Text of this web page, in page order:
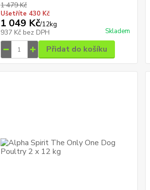
1 479 Kč
Ušetříte 430 Kč
1 049 Kč/12kg
937 Kč bez DPH Skladem
Přidat do košíku